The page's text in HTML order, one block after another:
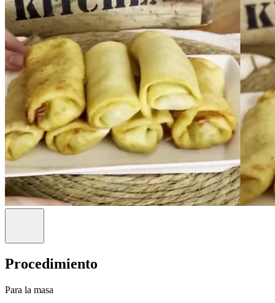
Procedimiento
Para la masa